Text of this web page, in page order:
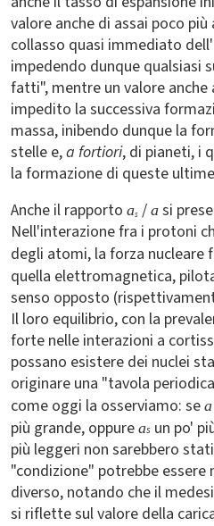
valore anche di assai poco
collasso quasi immediato
impedendo dunque qualsiasi
fatti", mentre un valore anche
impedito la successiva
massa, inibendo dunque la
stelle e,a fortiori, di pianeti, i
la formazione di queste
Anche il rapporto as / a si
Nell'interazione fra i protoni
degli atomi, la forza nucleare
quella elettromagnetica,
senso opposto
Il loro equilibrio, con la
forte nelle interazioni a
possano esistere dei nuclei
originare una "tavola
come oggi la osserviamo: se a
più grande, oppure as un po'
più leggeri non sarebbero
"condizione" potrebbe essere
diverso, notando che il
si riflette sul valore della